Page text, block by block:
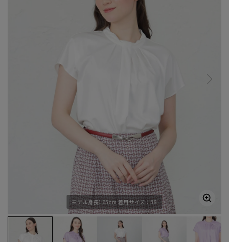
モデル身長165cm 着用サイズ：38